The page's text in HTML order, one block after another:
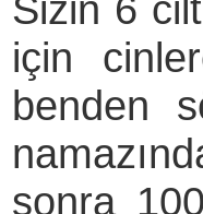
için
benden
sonra